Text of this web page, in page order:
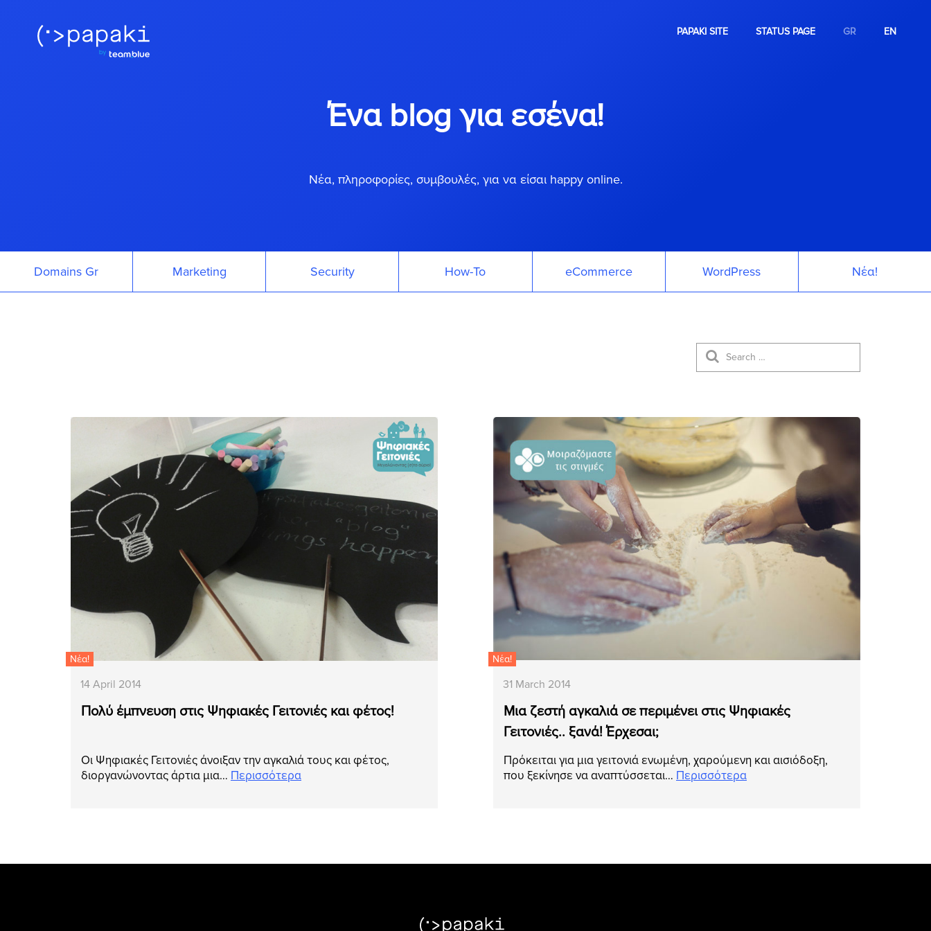
PAPAKI SITE STATUS PAGE GR EN
Ένα blog για εσένα!
Νέα, πληροφορίες, συμβουλές, για να είσαι happy online.
Domains Gr Marketing Security How-To eCommerce WordPress Νέα!
Νέα!
14 April 2014
Πολύ έμπνευση στις Ψηφιακές Γειτονιές και φέτος!
Οι Ψηφιακές Γειτονιές άνοιξαν την αγκαλιά τους και φέτος,
διοργανώνοντας άρτια μια… Περισσότερα
Νέα!
31 March 2014
Μια ζεστή αγκαλιά σε περιμένει στις Ψηφιακές
Γειτονιές.. ξανά! Έρχεσαι;
Πρόκειται για μια γειτονιά ενωμένη, χαρούμενη και αισιόδοξη,
που ξεκίνησε να αναπτύσσεται… Περισσότερα